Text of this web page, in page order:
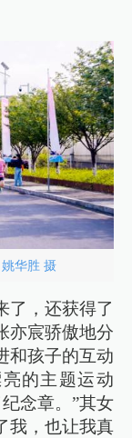
华胜 摄
了，还获得了
亦宸骄傲地分
和孩子的互动
的主题运动
念章。”其女
我，也让我真